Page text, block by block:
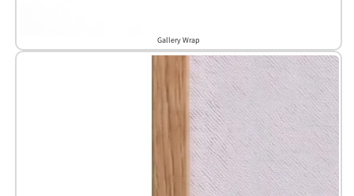
Gallery Wrap